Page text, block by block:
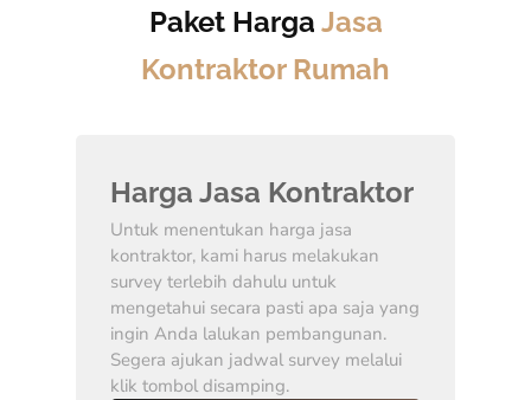
Paket Harga Jasa
Kontraktor Rumah
Harga Jasa Kontraktor
Untuk menentukan harga jasa
kontraktor, kami harus melakukan
survey terlebih dahulu untuk
mengetahui secara pasti apa saja yang
ingin Anda lalukan pembangunan.
Segera ajukan jadwal survey melalui
klik tombol disamping.